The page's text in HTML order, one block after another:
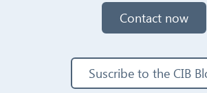
Contact now
Suscribe to the CIB